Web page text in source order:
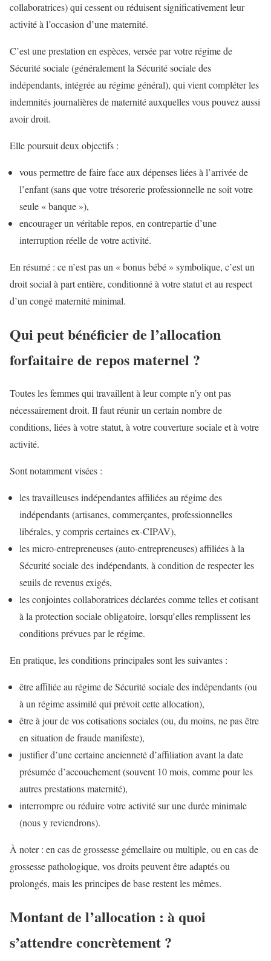
collaboratrices) qui cessent ou réduisent significativement leur
activité à l’occasion d’une maternité.
C’est une prestation en espèces, versée par votre régime de
Sécurité sociale (généralement la Sécurité sociale des
indépendants, intégrée au régime général), qui vient compléter les
indemnités journalières de maternité auxquelles vous pouvez aussi
avoir droit.
Elle poursuit deux objectifs :
vous permettre de faire face aux dépenses liées à l’arrivée de
l’enfant (sans que votre trésorerie professionnelle ne soit votre
seule « banque »),
encourager un véritable repos, en contrepartie d’une
interruption réelle de votre activité.
En résumé : ce n’est pas un « bonus bébé » symbolique, c’est un
droit social à part entière, conditionné à votre statut et au respect
d’un congé maternité minimal.
Qui peut bénéficier de l’allocation
forfaitaire de repos maternel ?
Toutes les femmes qui travaillent à leur compte n’y ont pas
nécessairement droit. Il faut réunir un certain nombre de
conditions, liées à votre statut, à votre couverture sociale et à votre
activité.
Sont notamment visées :
les travailleuses indépendantes affiliées au régime des
indépendants (artisanes, commerçantes, professionnelles
libérales, y compris certaines ex-CIPAV),
les micro-entrepreneuses (auto-entrepreneuses) affiliées à la
Sécurité sociale des indépendants, à condition de respecter les
seuils de revenus exigés,
les conjointes collaboratrices déclarées comme telles et cotisant
à la protection sociale obligatoire, lorsqu’elles remplissent les
conditions prévues par le régime.
En pratique, les conditions principales sont les suivantes :
être affiliée au régime de Sécurité sociale des indépendants (ou
à un régime assimilé qui prévoit cette allocation),
être à jour de vos cotisations sociales (ou, du moins, ne pas être
en situation de fraude manifeste),
justifier d’une certaine ancienneté d’affiliation avant la date
présumée d’accouchement (souvent 10 mois, comme pour les
autres prestations maternité),
interrompre ou réduire votre activité sur une durée minimale
(nous y reviendrons).
À noter : en cas de grossesse gémellaire ou multiple, ou en cas de
grossesse pathologique, vos droits peuvent être adaptés ou
prolongés, mais les principes de base restent les mêmes.
Montant de l’allocation : à quoi
s’attendre concrètement ?